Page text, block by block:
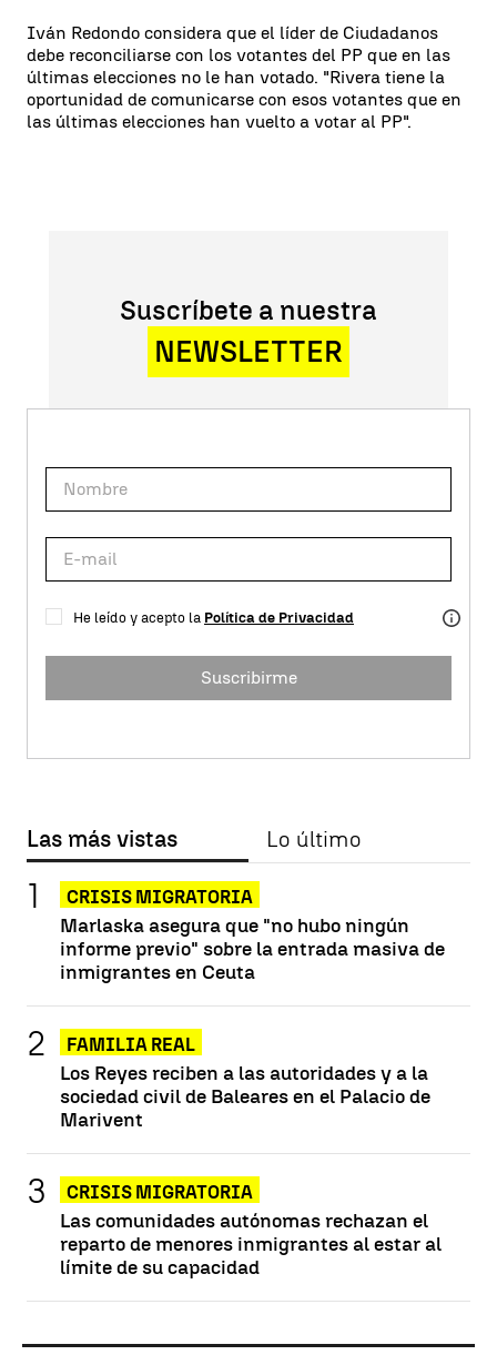
Iván Redondo considera que el líder de Ciudadanos
debe reconciliarse con los votantes del PP que en las
últimas elecciones no le han votado. "Rivera tiene la
oportunidad de comunicarse con esos votantes que en
las últimas elecciones han vuelto a votar al PP".
Suscríbete a nuestra
NEWSLETTER
He leído y acepto la Política de Privacidad
Suscribirme
Las más vistas Lo último
CRISIS MIGRATORIA
Marlaska asegura que "no hubo ningún
informe previo" sobre la entrada masiva de
inmigrantes en Ceuta
FAMILIA REAL
Los Reyes reciben a las autoridades y a la
sociedad civil de Baleares en el Palacio de
Marivent
CRISIS MIGRATORIA
Las comunidades autónomas rechazan el
reparto de menores inmigrantes al estar al
límite de su capacidad